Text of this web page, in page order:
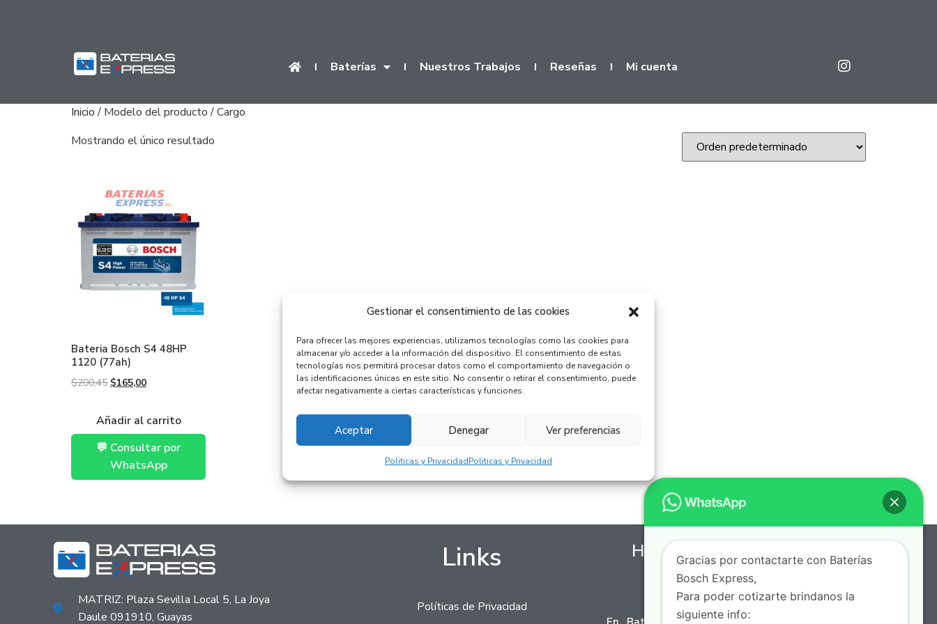
Gestionar el consentimiento de las cookies
Para ofrecer las mejores experiencias, utilizamos tecnologías como las cookies para
almacenar y/o acceder a la información del dispositivo. El consentimiento de estas
tecnologías nos permitirá procesar datos como el comportamiento de navegación o
las identificaciones únicas en este sitio. No consentir o retirar el consentimiento, puede
afectar negativamente a ciertas características y funciones.
Aceptar Denegar Ver preferencias
Politicas y PrivacidadPoliticas y Privacidad
Baterías Nuestros Trabajos Reseñas Mi cuenta
Inicio/ Modelo del producto / Cargo
Mostrando el único resultado
Bateria Bosch S4 48HP
1120 (77ah)
$200,45 $165,00
Añadir al carrito
💬 Consultar por
WhatsApp
MATRIZ: Plaza Sevilla Local 5, La Joya
Daule 091910, Guayas
Links
Políticas de Privacidad
Horario de Servicio a Domicilio
7 AM - 10 PM, Lunes a Domingo
Gracias por contactarte con Baterías
Bosch Express,
Para poder cotizarte brindanos la
siguiente info: